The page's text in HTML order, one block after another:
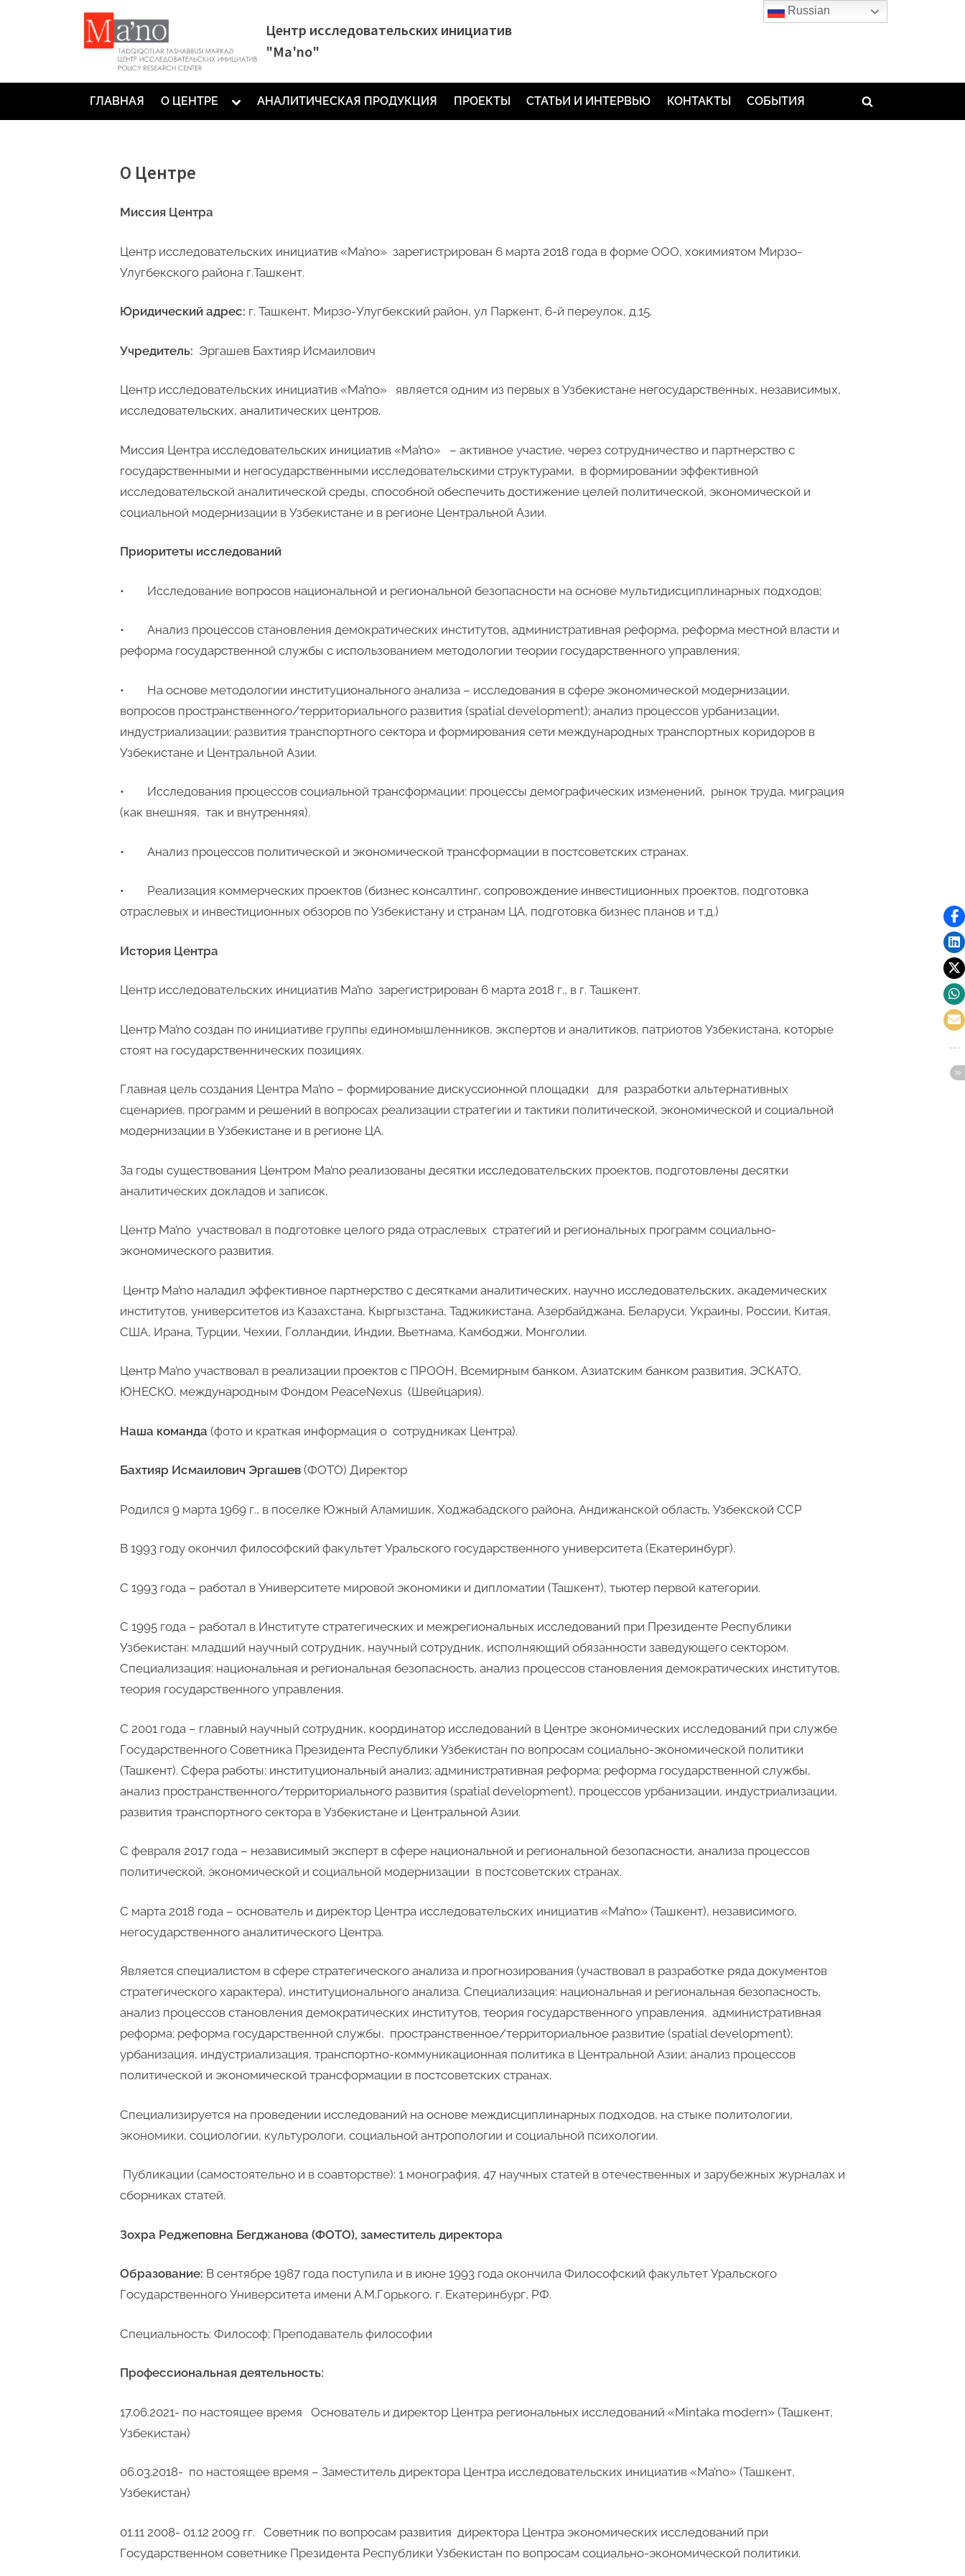
Центр исследовательских инициатив
"Ma'no"
ГЛАВНАЯ О ЦЕНТРЕ
Toggle
menu
АНАЛИТИЧЕСКАЯ ПРОДУКЦИЯ ПРОЕКТЫ СТАТЬИ И ИНТЕРВЬЮ КОНТАКТЫ СОБЫТИЯ
Toggle
О Центре
Миссия Центра
Центр исследовательских инициатив «Ma’no» зарегистрирован 6 марта 2018 года в форме ООО, хокимиятом Мирзо-
Улугбекского района г.Ташкент.
Юридический адрес: г. Ташкент, Мирзо-Улугбекский район, ул Паркент, 6-й переулок, д.15.
Учредитель: Эргашев Бахтияр Исмаилович
Центр исследовательских инициатив «Ma’no» является одним из первых в Узбекистане негосударственных, независимых,
исследовательских, аналитических центров.
Миссия Центра исследовательских инициатив «Ma’no» – активное участие, через сотрудничество и партнерство с
государственными и негосударственными исследовательскими структурами, в формировании эффективной
исследовательской аналитической среды, способной обеспечить достижение целей политической, экономической и
социальной модернизации в Узбекистане и в регионе Центральной Азии.
Приоритеты исследований
• Исследование вопросов национальной и региональной безопасности на основе мультидисциплинарных подходов;
• Анализ процессов становления демократических институтов, административная реформа, реформа местной власти и
реформа государственной службы с использованием методологии теории государственного управления;
• На основе методологии институционального анализа – исследования в сфере экономической модернизации,
вопросов пространственного/территориального развития (spatial development); анализ процессов урбанизации,
индустриализации; развития транспортного сектора и формирования сети международных транспортных коридоров в
Узбекистане и Центральной Азии.
• Исследования процессов социальной трансформации: процессы демографических изменений, рынок труда, миграция
(как внешняя, так и внутренняя).
• Анализ процессов политической и экономической трансформации в постсоветских странах.
• Реализация коммерческих проектов (бизнес консалтинг, сопровождение инвестиционных проектов, подготовка
отраслевых и инвестиционных обзоров по Узбекистану и странам ЦА, подготовка бизнес планов и т.д.)
История Центра
Центр исследовательских инициатив Ma’no зарегистрирован 6 марта 2018 г., в г. Ташкент.
Центр Ma’no создан по инициативе группы единомышленников, экспертов и аналитиков, патриотов Узбекистана, которые
стоят на государственнических позициях.
Главная цель создания Центра Ma’no – формирование дискуссионной площадки для разработки альтернативных
сценариев, программ и решений в вопросах реализации стратегии и тактики политической, экономической и социальной
модернизации в Узбекистане и в регионе ЦА.
За годы существования Центром Ma’no реализованы десятки исследовательских проектов, подготовлены десятки
аналитических докладов и записок.
Центр Ma’no участвовал в подготовке целого ряда отраслевых стратегий и региональных программ социально-
экономического развития.
Центр Ma’no наладил эффективное партнерство с десятками аналитических, научно исследовательских, академических
институтов, университетов из Казахстана, Кыргызстана, Таджикистана, Азербайджана, Беларуси, Украины, России, Китая,
США, Ирана, Турции, Чехии, Голландии, Индии, Вьетнама, Камбоджи, Монголии.
Центр Ma’no участвовал в реализации проектов с ПРООН, Всемирным банком, Азиатским банком развития, ЭСКАТО,
ЮНЕСКО, международным Фондом PeaceNexus (Швейцария).
Наша команда (фото и краткая информация о сотрудниках Центра).
Бахтияр Исмаилович Эргашев (ФОТО) Директор
Родился 9 марта 1969 г., в поселке Южный Аламишик, Ходжабадского района, Андижанской область, Узбекской ССР
В 1993 году окончил философский факультет Уральского государственного университета (Екатеринбург).
С 1993 года – работал в Университете мировой экономики и дипломатии (Ташкент), тьютер первой категории.
С 1995 года – работал в Институте стратегических и межрегиональных исследований при Президенте Республики
Узбекистан: младший научный сотрудник, научный сотрудник, исполняющий обязанности заведующего сектором.
Специализация: национальная и региональная безопасность, анализ процессов становления демократических институтов,
теория государственного управления.
С 2001 года – главный научный сотрудник, координатор исследований в Центре экономических исследований при службе
Государственного Советника Президента Республики Узбекистан по вопросам социально-экономической политики
(Ташкент). Сфера работы: институциональный анализ; административная реформа; реформа государственной службы,
анализ пространственного/территориального развития (spatial development), процессов урбанизации, индустриализации,
развития транспортного сектора в Узбекистане и Центральной Азии.
С февраля 2017 года – независимый эксперт в сфере национальной и региональной безопасности, анализа процессов
политической, экономической и социальной модернизации в постсоветских странах.
С марта 2018 года – основатель и директор Центра исследовательских инициатив «Ma’no» (Ташкент), независимого,
негосударственного аналитического Центра.
Является специалистом в сфере стратегического анализа и прогнозирования (участвовал в разработке ряда документов
стратегического характера), институционального анализа. Специализация: национальная и региональная безопасность,
анализ процессов становления демократических институтов, теория государственного управления. административная
реформа; реформа государственной службы, пространственное/территориальное развитие (spatial development);
урбанизация, индустриализация, транспортно-коммуникационная политика в Центральной Азии; анализ процессов
политической и экономической трансформации в постсоветских странах.
Специализируется на проведении исследований на основе междисциплинарных подходов, на стыке политологии,
экономики, социологии, культурологи, социальной антропологии и социальной психологии.
Публикации (самостоятельно и в соавторстве): 1 монография, 47 научных статей в отечественных и зарубежных журналах и
сборниках статей.
Зохра Реджеповна Бегджанова (ФОТО), заместитель директора
Образование: В сентябре 1987 года поступила и в июне 1993 года окончила Философский факультет Уральского
Государственного Университета имени А.М.Горького, г. Екатеринбург, РФ.
Специальность: Философ; Преподаватель философии
Профессиональная деятельность:
17.06.2021- по настоящее время Основатель и директор Центра региональных исследований «Mintaka modern» (Ташкент,
Узбекистан)
06.03.2018- по настоящее время – Заместитель директора Центра исследовательских инициатив «Ma’no» (Ташкент,
Узбекистан)
01.11 2008- 01.12 2009 гг. Советник по вопросам развития директора Центра экономических исследований при
Государственном советнике Президента Республики Узбекистан по вопросам социально-экономической политики.
Russian